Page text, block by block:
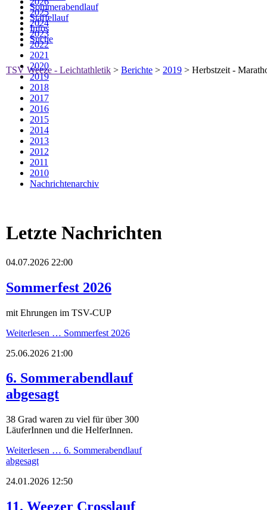
Sommerabendlauf
Staffellauf
Infos
Suche
TSV Weeze - Leichtathletik > Berichte > 2019 > Herbstzeit -
2025
2024
2023
2022
2021
2020
2019
2018
2017
2016
2015
2014
2013
2012
2011
2010
Nachrichtenarchiv
Letzte Nachrichten
04.07.2026 22:00
Sommerfest 2026
mit Ehrungen im TSV-CUP
Weiterlesen … Sommerfest 2026
25.06.2026 21:00
6. Sommerabendlauf
abgesagt
38 Grad waren zu viel für über 300
LäuferInnen und die HelferInnen.
Weiterlesen … 6. Sommerabendlauf
abgesagt
24.01.2026 12:50
11. Weezer Crosslauf